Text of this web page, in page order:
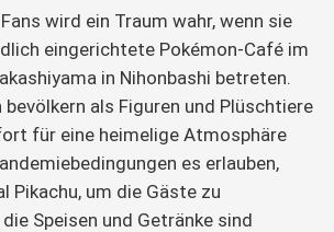
wird ein Traum wahr, wenn sie
eingerichtete Pokémon-Café im
in Nihonbashi betreten.
bevölkern als Figuren und Plüschtiere
für eine heimelige Atmosphäre
es erlauben,
Pikachu, um die Gäste zu
Speisen und Getränke sind